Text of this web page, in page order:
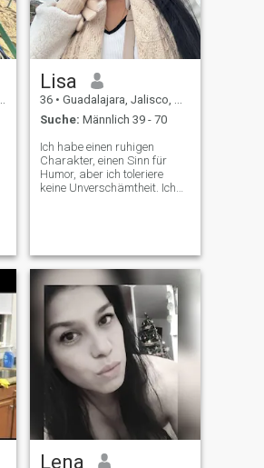
Aceptura de acesso de além,
keine Beziehung.
Lisa
36 • Guadalajara, Jalisco, Mexiko
Suche: Männlich 39 - 70
Ich habe einen ruhigen
Charakter, einen Sinn für
Humor, aber ich toleriere
keine Unverschämtheit. Ich
Lena